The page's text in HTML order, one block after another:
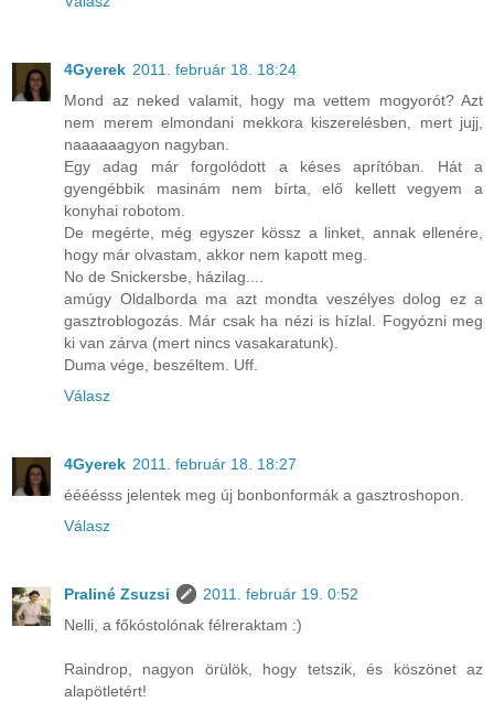
4Gyerek 2011. február 18. 18:24
Mond az neked valamit, hogy ma vettem mogyorót? Azt
nem merem elmondani mekkora kiszerelésben, mert jujj,
naaaaaagyon nagyban.
Egy adag már forgolódott a késes aprítóban. Hát a
gyengébbik masinám nem bírta, elő kellett vegyem a
konyhai robotom.
De megérte, még egyszer kössz a linket, annak ellenére,
hogy már olvastam, akkor nem kapott meg.
No de Snickersbe, házilag....
amúgy Oldalborda ma azt mondta veszélyes dolog ez a
gasztroblogozás. Már csak ha nézi is hízlal. Fogyózni meg
ki van zárva (mert nincs vasakaratunk).
Duma vége, beszéltem. Uff.
Válasz
4Gyerek 2011. február 18. 18:27
éééésss jelentek meg új bonbonformák a gasztroshopon.
Válasz
Praliné Zsuzsi
2011. február 19. 0:52
Nelli, a főkóstolónak félreraktam :)
Raindrop, nagyon örülök, hogy tetszik, és köszönet az
alapötletért!